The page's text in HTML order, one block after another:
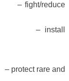
– fight/reduce
– install
rare and